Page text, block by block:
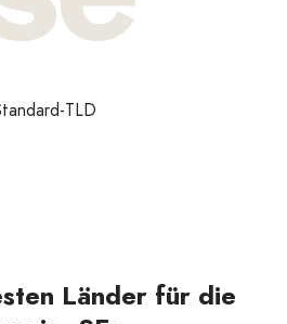
TLD
Länder für die